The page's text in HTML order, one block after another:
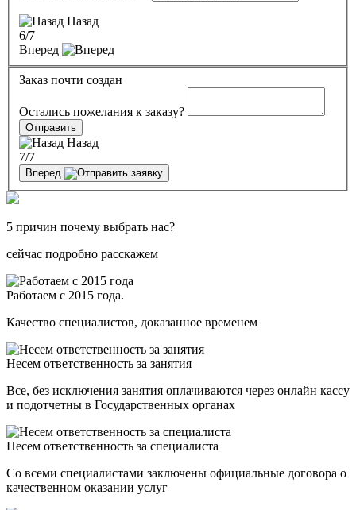
Назад
6/7
Вперед
Заказ почти создан
Остались пожелания к заказу?
Отправить
Назад
7/7
Вперед
5 причин почему выбрать нас?
сейчас подробно расскажем
Работаем с 2015 года.
Качество специалистов, доказанное временем
Несем ответственность за занятия
Все, без исключения занятия оплачиваются через онлайн кассу
и подотчетны в Государственных органах
Несем ответственность за специалиста
Со всеми специалистами заключены официальные договора о
качественном оказании услуг